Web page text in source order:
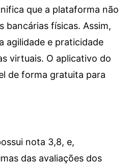
que a plataforma não
bancárias físicas. Assim,
agilidade e praticidade
virtuais. O aplicativo do
de forma gratuita para
nota 3,8, e,
das avaliações dos